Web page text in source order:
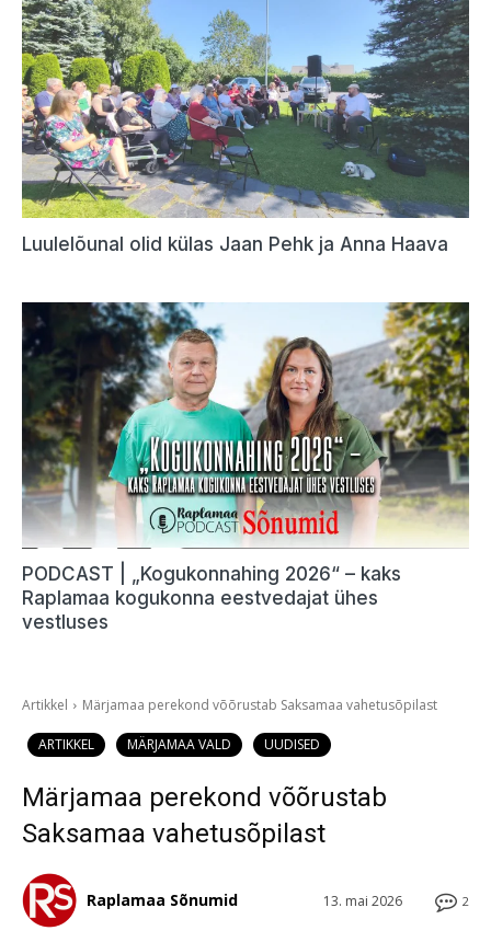
Luulelõunal olid külas Jaan Pehk ja Anna Haava
PODCAST | „Kogukonnahing 2026“ – kaks
Raplamaa kogukonna eestvedajat ühes
vestluses